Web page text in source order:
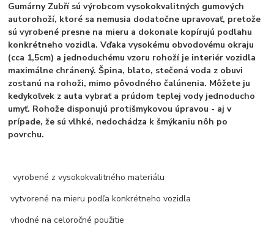
Gumárny Zubří sú výrobcom vysokokvalitných gumových
autorohoží, ktoré sa nemusia dodatočne upravovať, pretože
sú vyrobené presne na mieru a dokonale kopírujú podlahu
konkrétneho vozidla. Vďaka vysokému obvodovému okraju
(cca 1,5cm) a jednoduchému vzoru rohoží je interiér vozidla
maximálne chránený. Špina, blato, stečená voda z obuvi
zostanú na rohoži, mimo pôvodného čalúnenia. Môžete ju
kedykoľvek z auta vybrať a prúdom teplej vody jednoducho
umyť. Rohože disponujú protišmykovou úpravou - aj v
prípade, že sú vlhké, nedochádza k šmýkaniu nôh po
povrchu.
vyrobené z vysokokvalitného materiálu
vytvorené na mieru podľa konkrétneho vozidla
vhodné na celoročné použitie